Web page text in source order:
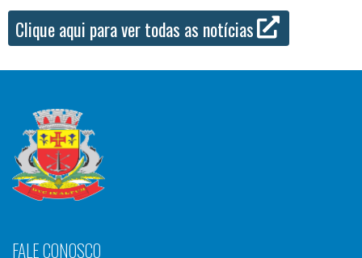
Clique aqui para ver todas as notícias
FALE CONOSCO